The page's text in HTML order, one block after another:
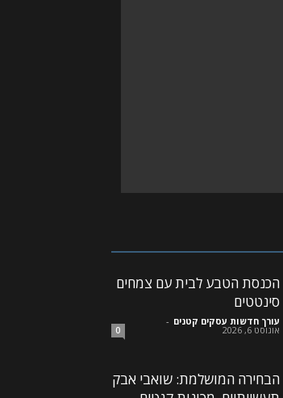
הכנסת הטבע לבית עם צמחים
סינטטים
עורך חדשות עסקים קטנים -
אוגוסט 6, 2026 0
הבחירה המושלמת: שואבי אבק